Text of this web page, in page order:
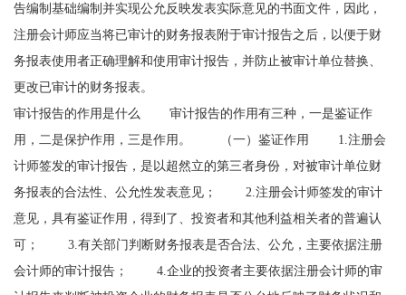
告编制基础编制并实现公允反映发表实际意见的书面文件，因此，
注册会计师应当将已审计的财务报表附于审计报告之后，以便于财
务报表使用者正确理解和使用审计报告，并防止被审计单位替换、
更改已审计的财务报表。
审计报告的作用是什么 审计报告的作用有三种，一是鉴证作
用，二是保护作用，三是作用。 （一）鉴证作用 1.注册会
计师签发的审计报告，是以超然立的第三者身份，对被审计单位财
务报表的合法性、公允性发表意见； 2.注册会计师签发的审计
意见，具有鉴证作用，得到了、投资者和其他利益相关者的普遍认
可； 3.有关部门判断财务报表是否合法、公允，主要依据注册
会计师的审计报告； 4.企业的投资者主要依据注册会计师的审